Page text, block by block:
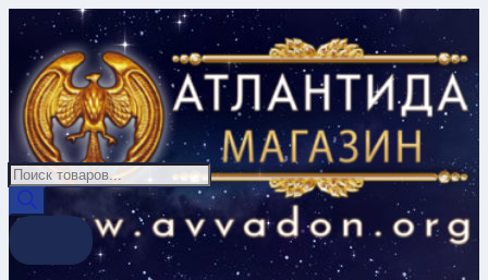
Перейти
навигации
Перейти
содержимому
Поиск
товаров